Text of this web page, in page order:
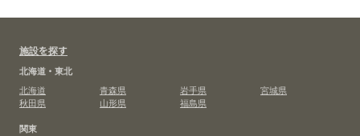
施設を探す
北海道・東北
北海道
青森県 岩手県
宮城県
秋田県
山形県
福島県
関東